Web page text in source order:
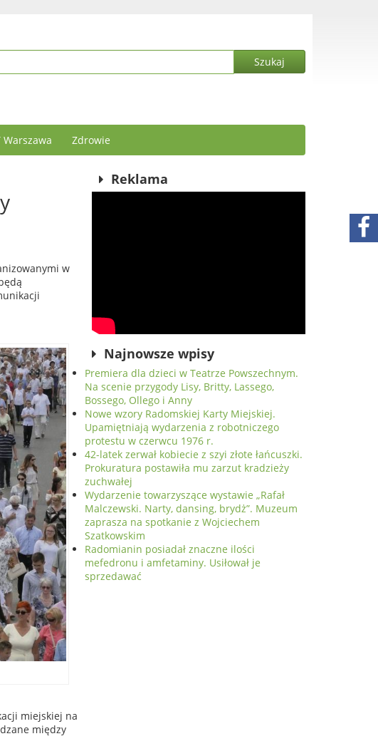
Warszawa Zdrowie
w
miejskiej na
między
Reklama
Najnowsze wpisy
Premiera dla dzieci w Teatrze Powszechnym.
Na scenie przygody Lisy, Britty, Lassego,
Bossego, Ollego i Anny
Nowe wzory Radomskiej Karty Miejskiej.
Upamiętniają wydarzenia z robotniczego
protestu w czerwcu 1976 r.
42-latek zerwał kobiecie z szyi złote łańcuszki.
Prokuratura postawiła mu zarzut kradzieży
zuchwałej
Wydarzenie towarzyszące wystawie „Rafał
Malczewski. Narty, dansing, brydż”. Muzeum
zaprasza na spotkanie z Wojciechem
Szatkowskim
Radomianin posiadał znaczne ilości
mefedronu i amfetaminy. Usiłował je
sprzedawać